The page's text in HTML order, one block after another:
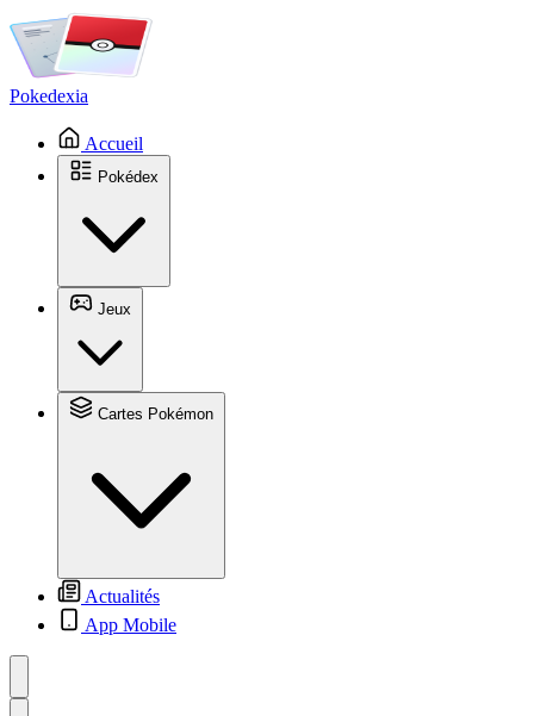
Pokedexia
Accueil
Actualités
App Mobile